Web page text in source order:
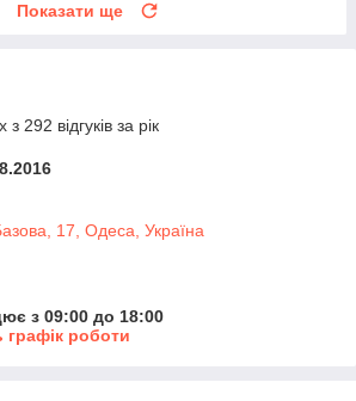
Показати ще
292 відгуків за рік
17, Одеса, Україна
з 09:00 до 18:00
графік роботи